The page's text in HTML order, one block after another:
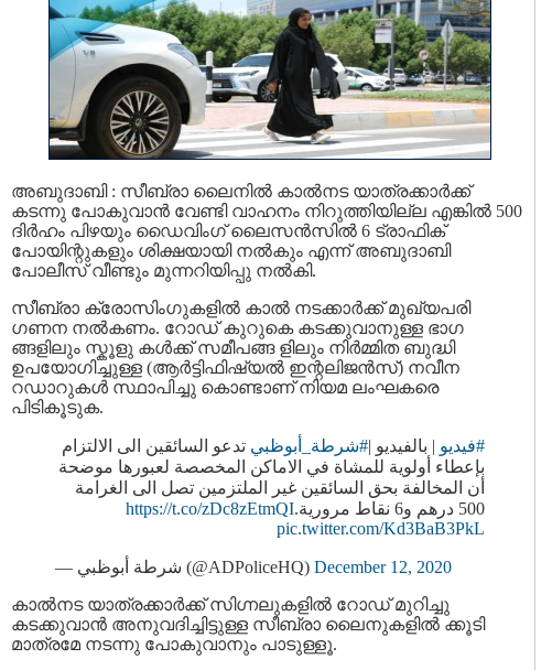
അബുദാബി : സീബ്രാ ലൈനില്‍ കാൽനട യാത്രക്കാർക്ക്
കടന്നു പോകുവാന്‍ വേണ്ടി വാഹനം നിറുത്തിയില്ല എങ്കില്‍ 500
ദിര്‍ഹം പിഴയും ഡൈവിംഗ് ലൈസന്‍സില്‍ 6 ട്രാഫിക്
പോയിന്റുകളും ശിക്ഷയായി നല്‍കും എന്ന് അബുദാബി
പോലീസ് വീണ്ടും മുന്നറിയിപ്പു നല്‍കി.
സീബ്രാ ക്രോസിംഗുകളിൽ കാൽ നടക്കാര്‍ക്ക് മുഖ്യപരി
ഗണന നൽകണം. റോഡ് കുറുകെ കടക്കുവാനുള്ള ഭാഗ
ങ്ങളിലും സ്കൂളു കൾക്ക് സമീപങ്ങ ളിലും നിർമ്മിത ബുദ്ധി
ഉപയോഗിച്ചുള്ള (ആർട്ടിഫിഷ്യൽ ഇന്റലിജൻസ്) നവീന
റഡാറുകള്‍ സ്ഥാപിച്ചു കൊണ്ടാണ് നിയമ ലംഘകരെ
പിടികൂടുക.
#فيديو | بالفيديو |#شرطة_أبوظبي تدعو السائقين الى الالتزام
بإعطاء أولوية للمشاة في الاماكن المخصصة لعبورها موضحة
أن المخالفة بحق السائقين غير الملتزمين تصل الى الغرامة
500 درهم و6 نقاط مرورية.
https://t.co/zDc8zEtmQI
pic.twitter.com/Kd3BaB3PkL
— شرطة أبوظبي (@ADPoliceHQ) December 12, 2020
കാല്‍നട യാത്രക്കാര്‍ക്ക് സിഗ്നലുകളില്‍ റോഡ് മുറിച്ചു
കടക്കുവാന്‍ അനുവദിച്ചിട്ടുള്ള സീബ്രാ ലൈനുകളില്‍ ക്കൂടി
മാത്രമേ നടന്നു പോകുവാനും പാടുള്ളൂ.